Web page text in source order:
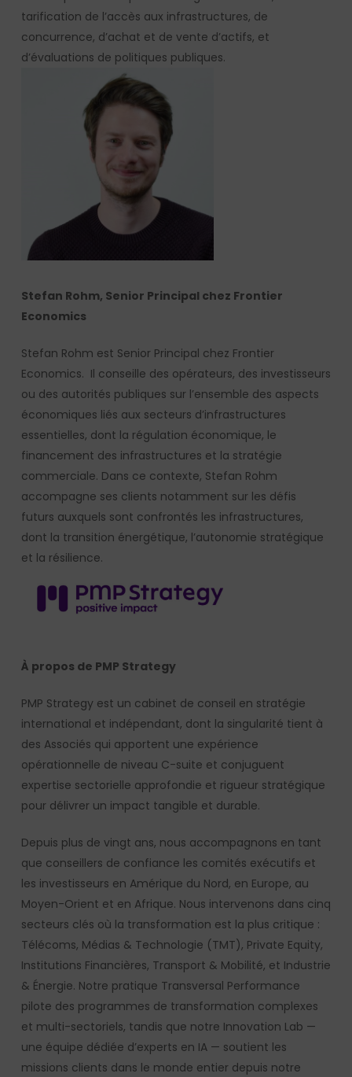
tarification de l’accès aux infrastructures, de
concurrence, d’achat et de vente d’actifs, et
d’évaluations de politiques publiques.
Stefan Rohm, Senior Principal chez Frontier
Economics
Stefan Rohm est Senior Principal chez Frontier
Economics. Il conseille des opérateurs, des investisseurs
ou des autorités publiques sur l’ensemble des aspects
économiques liés aux secteurs d’infrastructures
essentielles, dont la régulation économique, le
financement des infrastructures et la stratégie
commerciale. Dans ce contexte, Stefan Rohm
accompagne ses clients notamment sur les défis
futurs auxquels sont confrontés les infrastructures,
dont la transition énergétique, l’autonomie stratégique
et la résilience.
À propos de PMP Strategy
PMP Strategy est un cabinet de conseil en stratégie
international et indépendant, dont la singularité tient à
des Associés qui apportent une expérience
opérationnelle de niveau C-suite et conjuguent
expertise sectorielle approfondie et rigueur stratégique
pour délivrer un impact tangible et durable.
Depuis plus de vingt ans, nous accompagnons en tant
que conseillers de confiance les comités exécutifs et
les investisseurs en Amérique du Nord, en Europe, au
Moyen-Orient et en Afrique. Nous intervenons dans cinq
secteurs clés où la transformation est la plus critique :
Télécoms, Médias & Technologie (TMT), Private Equity,
Institutions Financières, Transport & Mobilité, et Industrie
& Énergie. Notre pratique Transversal Performance
pilote des programmes de transformation complexes
et multi-sectoriels, tandis que notre Innovation Lab —
une équipe dédiée d’experts en IA — soutient les
missions clients dans le monde entier depuis notre